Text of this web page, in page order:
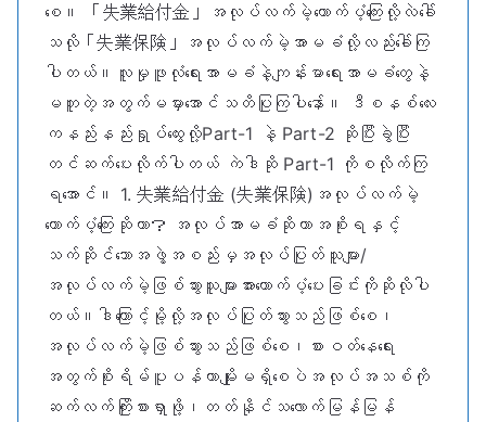
စေ။ 「失業給付金」အလုပ်လက်မဲ့ထောက်ပံ့ကြေးလို့လဲခေါ်
သလို「失業保険」အလုပ်လက်မဲ့အာမခံလို့လည်းခေါ်ကြ
ပါတယ်။လူမှုဖူလုံရေးအာမခံနဲ့ကျန်းမာရေးအာမခံတွေနဲ့
မတူတဲ့အတွက်မမှားအောင်သတိပြုကြပါနော်။ ဒီစနစ်လေး
ကနည်းနည်းရှုပ်ထွေးလို့Part-1 နဲ့ Part-2 ဆိုပြီးခွဲပြီး
တင်ဆက်ပေးလိုက်ပါတယ် ကဲဒါဆို Part-1 ကိုစလိုက်ကြ
ရ‌အောင်။ 1. 失業給付金 (失業保険)အလုပ်လက်မဲ့
ထောက်ပံ့ကြေးဆိုတာ？ အလုပ်အာမခံဆိုတာအစိုးရနှင့်
သက်ဆိုင်သောအဖွဲ့အစည်းမှအလုပ်ပြုတ်သူများ/
အလုပ်လက်မဲ့ဖြစ်သွားသူများအားထောက်ပံ့ပေးခြင်းကိုဆိုလိုပါ
တယ်။ဒါကြောင့်မို့လို့အလုပ်ပြုတ်သွားသည်ဖြစ်စေ၊
အလုပ်လက်မဲ့ဖြစ်သွားသည်ဖြစ်စေ၊စားဝတ်နေ‌ရေး
အတွက်စိုးရိမ်ပူပန်တာမျိုးမရှိစေပဲအလုပ်အသစ်ကို
ဆက်လက်ကြိုးစားရှာဖို့၊တတ်နိုင်သလောက်မြန်မြန်